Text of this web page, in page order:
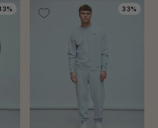
33%